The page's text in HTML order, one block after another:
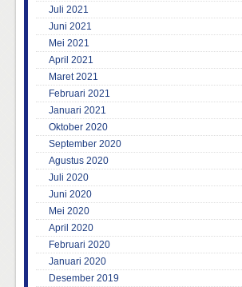
Juli 2021
Juni 2021
Mei 2021
April 2021
Maret 2021
Februari 2021
Januari 2021
Oktober 2020
September 2020
Agustus 2020
Juli 2020
Juni 2020
Mei 2020
April 2020
Februari 2020
Januari 2020
Desember 2019